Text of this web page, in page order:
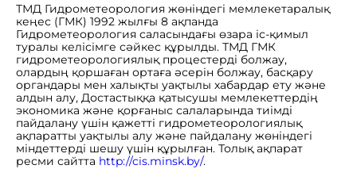
ТМД Гидрометеорология жөніндегі мемлекетаралық
кеңес (ГМК) 1992 жылғы 8 ақпанда
Гидрометеорология саласындағы өзара іс-қимыл
туралы келісімге сәйкес құрылды. ТМД ГМК
гидрометеорологиялық процестерді болжау,
олардың қоршаған ортаға әсерін болжау, басқару
органдары мен халықты уақтылы хабардар ету және
алдын алу, Достастыққа қатысушы мемлекеттердің
экономика және қорғаныс салаларында тиімді
пайдалану үшін қажетті гидрометеорологиялық
ақпаратты уақтылы алу және пайдалану жөніндегі
міндеттерді шешу үшін құрылған. Толық ақпарат
ресми сайтта http://cis.minsk.by/.